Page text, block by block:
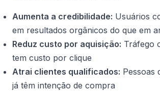
Aumenta a credibilidade: Usuários
em resultados orgânicos do que em
Reduz custo por aquisição: Tráfego
tem custo por clique
Atrai clientes qualificados: Pessoas
já têm intenção de compra